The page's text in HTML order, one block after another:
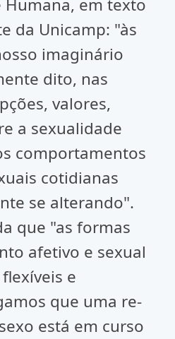
Humana, em texto
da Unicamp: "às
imaginário
dito, nas
valores,
a sexualidade
comportamentos
cotidianas
se alterando".
que "as formas
afetivo e sexual
e
que uma re-
está em curso